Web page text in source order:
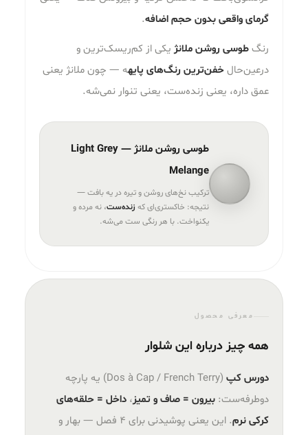
گرمای واقعی بدون حجم اضافه.
رنگ طوسی روشن ملانژ یکی از کم‌ریسک‌ترین و
درعین‌حال خفن‌ترین رنگ‌های پایهه — چون ملانژ یعنی
عمق داره، یعنی زنده‌ست، یعنی تنوار نمی‌شه.
طوسی روشن ملانژ — Light Grey
Melange
ترکیب نخ‌های روشن و تیره در یه بافت —
نتیجه: خاکستری‌ای که زنده‌ست، نه مرده و
یکنواخت. با هر رنگی ست می‌شه.
معرفی محصول
همه چیز درباره این شلوار
دورس کپ
(Dos à Cap / French Terry) یه پارچه
دوطرفه‌ست: بیرون = صاف و تمیز، داخل = حلقه‌های
کرکی نرم
. این یعنی پوشیدنی برای ۴ فصل — بهار و